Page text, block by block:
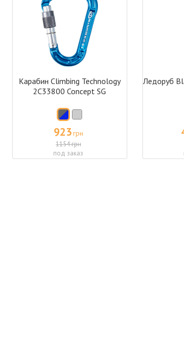
Карабин Climbing Technology
2C33800 Concept SG
923грн
1154 грн
под заказ
Ледоруб